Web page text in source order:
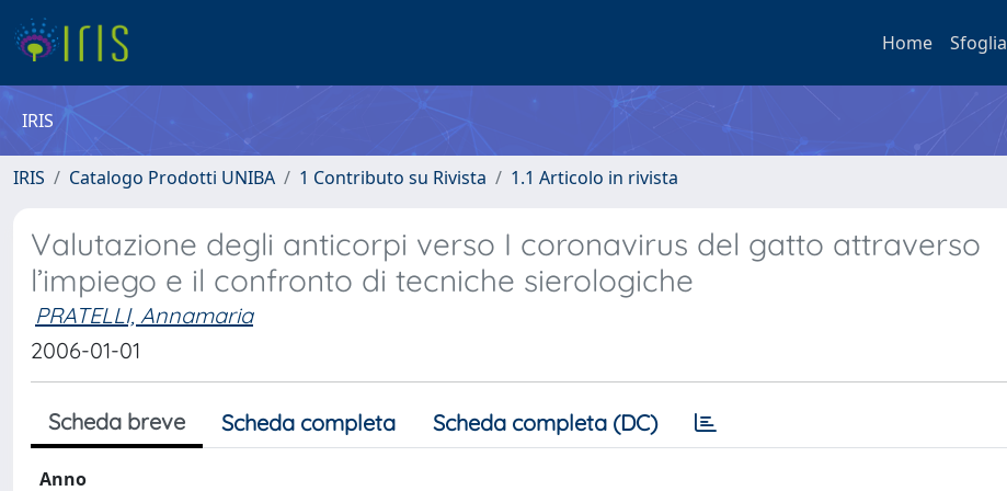
Home Sfoglia
IRIS
IRIS Catalogo Prodotti UNIBA 1 Contributo su Rivista 1.1 Articolo in rivista
Valutazione degli anticorpi verso I coronavirus del gatto attraverso
l’impiego e il confronto di tecniche sierologiche
PRATELLI, Annamaria
2006-01-01
Scheda breve Scheda completa Scheda completa (DC)
Anno